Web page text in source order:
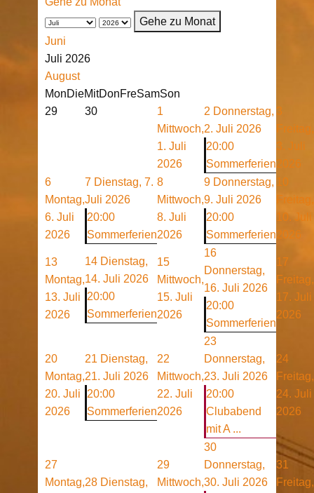
Gehe zu Monat
Juni
Juli 2026
August
MonDieMitDonFreSamSon
29
30
1
Mittwoch,
1. Juli
2026
2 Donnerstag,
2. Juli 2026
20:00
Sommerferien
3
Freitag,
3. Juli
2026
6
Montag,
6. Juli
2026
7 Dienstag, 7.
Juli 2026
20:00
Sommerferien
8
Mittwoch,
8. Juli
2026
9 Donnerstag,
9. Juli 2026
20:00
Sommerferien
10
Freitag,
10. Juli
2026
13
Montag,
13. Juli
2026
14 Dienstag,
14. Juli 2026
20:00
Sommerferien
15
Mittwoch,
15. Juli
2026
16
Donnerstag,
16. Juli 2026
20:00
Sommerferien
17
Freitag,
17. Juli
2026
20
Montag,
20. Juli
2026
21 Dienstag,
21. Juli 2026
20:00
Sommerferien
22
Mittwoch,
22. Juli
2026
23
Donnerstag,
23. Juli 2026
20:00
Clubabend
mit A ...
24
Freitag,
24. Juli
2026
27
Montag,28 Dienstag,
29
Mittwoch,
30
Donnerstag,
30. Juli 2026
31
Freitag,